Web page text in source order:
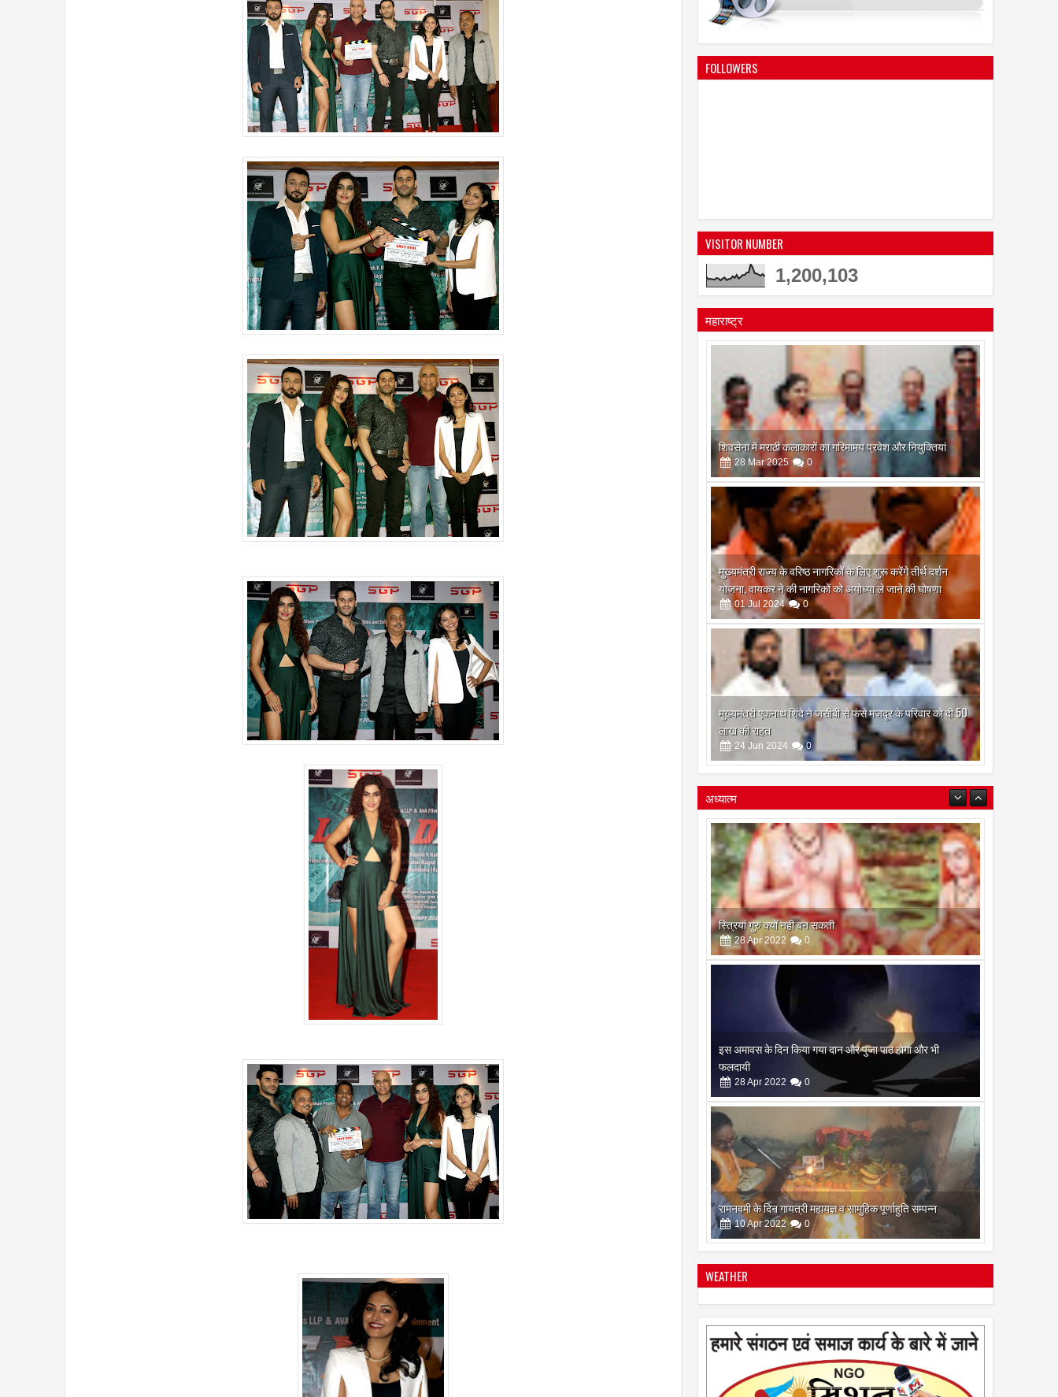
FOLLOWERS
VISITOR NUMBER
1,200,103
महाराष्ट्र
शिवसेना में मराठी कलाकारों का गरिमामय प्रवेश और नियुक्तियां
28 Mar 2025 0
मुख्यमंत्री राज्य के वरिष्ठ नागरिकों के लिए शुरू करेंगे तीर्थ दर्शन
योजना, वायकर ने की नागरिकों को अयोध्या ले जाने की घोषणा
01 Jul 2024 0
मुख्यमंत्री एकनाथ शिंदे ने जेसीबी से फंसे मजदूर के परिवार को दी 50
लाख की राहत
24 Jun 2024 0
अध्यात्म
इस अमावस के दिन किया गया दान और पुजा पाठ होगा और भी
फलदायी
28 Apr 2022 0
रामनवमी के दिन गायत्री महायज्ञ व सामुहिक पूर्णाहुति सम्पन्न
10Apr 2022 0
सिद्ध कुंजिका स्तोत्र का पाठ ऐसे करें
12Apr 2024 0
स्त्रियां गुरु क्यों नही बन सकती
2022 0
WEATHER